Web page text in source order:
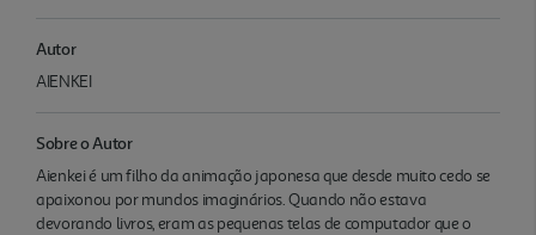
Autor
AIENKEI
Sobre o Autor
Aienkei é um filho da animação japonesa que desde muito cedo se
apaixonou por mundos imaginários. Quando não estava
devorando livros, eram as pequenas telas de computador que o